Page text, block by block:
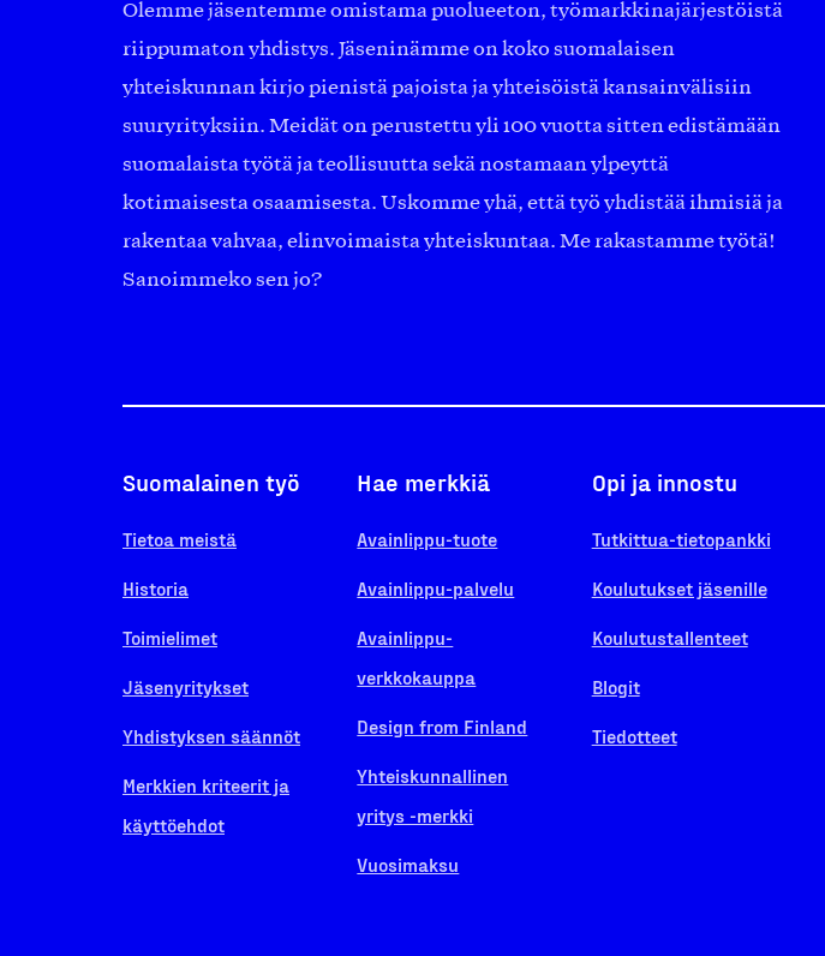
Olemme jäsentemme omistama puolueeton, työmarkkinajärjestöistä
riippumaton yhdistys. Jäseninämme on koko suomalaisen
yhteiskunnan kirjo pienistä pajoista ja yhteisöistä kansainvälisiin
suuryrityksiin. Meidät on perustettu yli 100 vuotta sitten edistämään
suomalaista työtä ja teollisuutta sekä nostamaan ylpeyttä
kotimaisesta osaamisesta. Uskomme yhä, että työ yhdistää ihmisiä ja
rakentaa vahvaa, elinvoimaista yhteiskuntaa. Me rakastamme työtä!
Sanoimmeko sen jo?
Suomalainen työ
Tietoa meistä
Historia
Toimielimet
Jäsenyritykset
Yhdistyksen säännöt
Merkkien kriteerit ja
käyttöehdot
Hae merkkiä
Avainlippu-tuote
Avainlippu-palvelu
Avainlippu-
verkkokauppa
Design from Finland
Yhteiskunnallinen
yritys -merkki
Vuosimaksu
Opi ja innostu
Tutkittua-tietopankki
Koulutukset jäsenille
Koulutustallenteet
Blogit
Tiedotteet